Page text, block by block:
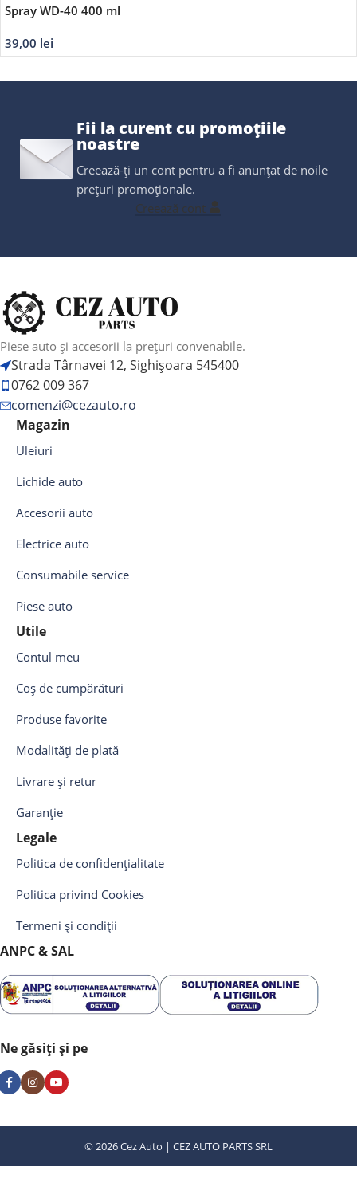
Spray WD-40 400 ml
39,00 lei
Fii la curent cu promoțiile
noastre
Creează-ți un cont pentru a fi anunțat de noile
prețuri promoționale.
Creează cont
Piese auto și accesorii la prețuri convenabile.
Strada Târnavei 12, Sighișoara 545400
0762 009 367
comenzi@cezauto.ro
Magazin
Uleiuri
Lichide auto
Accesorii auto
Electrice auto
Consumabile service
Piese auto
Utile
Contul meu
Coș de cumpărături
Produse favorite
Modalități de plată
Livrare și retur
Garanție
Legale
Politica de confidențialitate
Politica privind Cookies
Termeni și condiții
ANPC & SAL
Ne găsiți și pe
© 2026 Cez Auto | CEZ AUTO PARTS SRL